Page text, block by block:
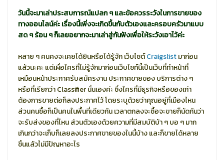
วันนี้จะมาเล่าประสบการณ์แปลก ๆ และข้อควรระวังในการขายของ
ทางออนไลน์ค่ะ เรื่องนี้เพิ่งจะเกิดขึ้นกับตัวเองและครอบครัวมาแบบ
สด ๆ ร้อน ๆ ก็เลยอยากจะมาเล่าสู่กันฟังเพื่อให้ระวังเอาไว้ค่ะ
หลาย ๆ คนคงจะเคยได้ยินหรือได้รู้จัก เว็บไซต์Craigslistมาก่อน
แล้วนะคะ แต่เผื่อใครที่ไม่รู้จักมาก่อนเว็บไซท์นี้เป็นเว็บที่ทำหน้าที่
เหมือนหน้าประกาศรับสมัครงาน ประกาศขายของ บริการต่าง ๆ
หรือที่เรียกว่า Classifier นั่นเองค่ะ ซึ่งใครที่มีธุรกิจหรือของเก่า
ต้องการขายต่อก็ลงประกาศไว้ โดยระบุด้วยว่าคุณอยู่ที่เมืองไหน
ส่วนคนซื้อก็เป็นคนในพื้นที่เดียวกัน เวลาตกลงจะซื้อจะขายก็นัดกันว่า
จะรับส่งของที่ไหน ส่วนตัวเองด้วยความที่มีสมบัติบ้า ๆ บอ ๆ มาก
เกินกว่าจะเก็บก็เลยลงประกาศขายของในนี้บ้าง และก็ขายได้หลาย
ชิ้นแล้วไม่มีปัญหาอะไร